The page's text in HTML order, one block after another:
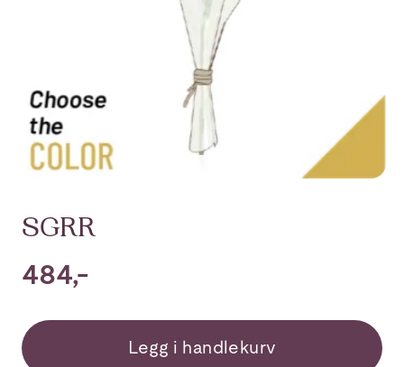
SGRR
484,-
Legg i handlekurv